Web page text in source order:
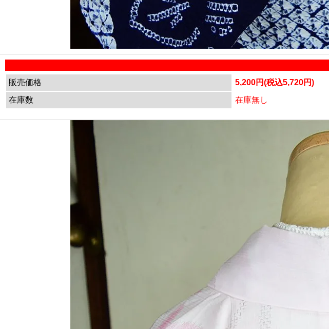
販売価格
5,200円(税込5,720円)
在庫数
在庫無し